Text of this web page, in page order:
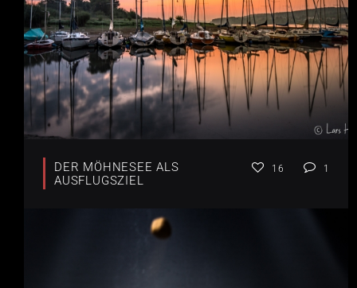
DER MÖHNESEE ALS
AUSFLUGSZIEL
16 1